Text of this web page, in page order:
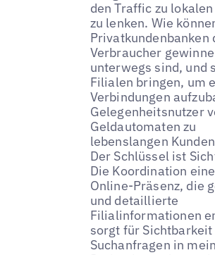
den Traffic zu
zu lenken. Wie
Privatkundenbanken
Verbraucher
unterwegs sind, und
Filialen bringen, um
Verbindungen
Gelegenheitsnutzer
Geldautomaten zu
lebenslangen
Der Schlüssel ist
Die Koordination
Online-Präsenz, die
und detaillierte
Filialinformationen
sorgt für Sichtbarkeit
Suchanfragen in